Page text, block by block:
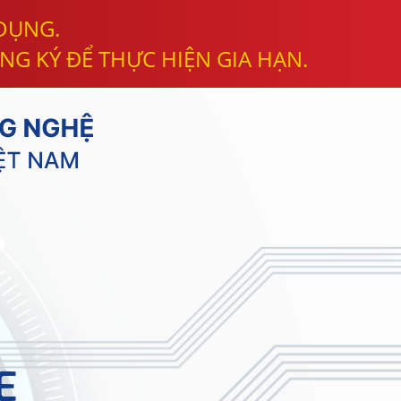
KÝ ĐỂ THỰC HIỆN GIA HẠN.